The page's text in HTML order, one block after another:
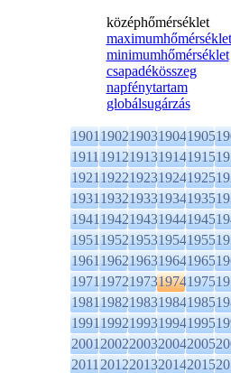
középhőmérséklet
maximumhőmérséklet
minimumhőmérséklet
csapadékösszeg
napfénytartam
globálsugárzás
19011902190319041905
19111912191319141915
19211922192319241925
19311932193319341935
19411942194319441945
19511952195319541955
19611962196319641965
19711972197319741975
19811982198319841985
19911992199319941995
20012002200320042005
20112012201320142015